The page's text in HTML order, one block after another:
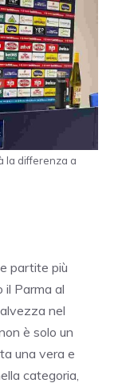
la differenza a
partite più
Parma al
nel
è solo un
una vera e
categoria,